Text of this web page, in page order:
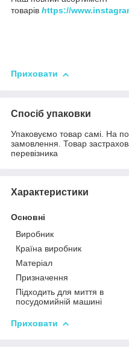
товарів https://
Приховати
Спосіб упаковки
Упаковуємо товар самі. На
замовлення. Товар
перевізника
Характеристики
Основні
Виробник
Країна виробник
Матеріал
Призначення
Підходить для миття в
посудомийній машині
Приховати